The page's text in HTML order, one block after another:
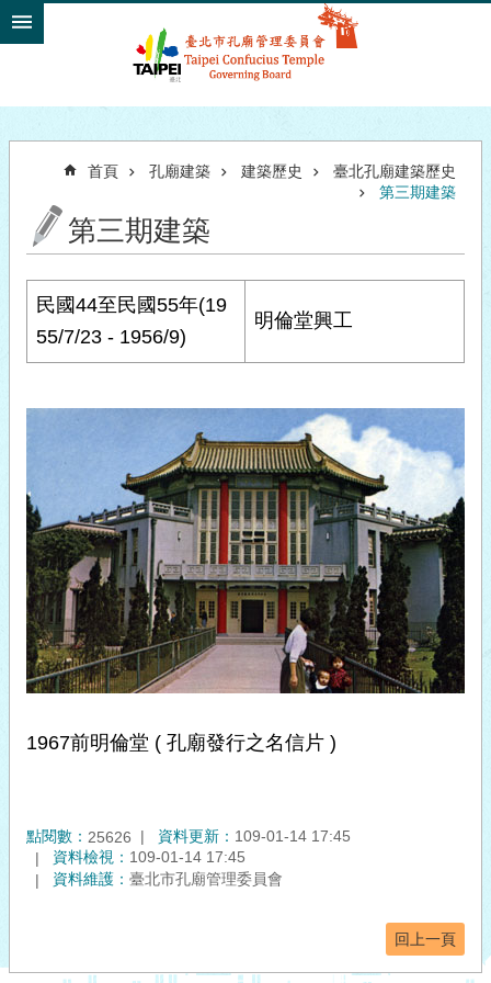
跳到主要內容區塊
首頁 孔廟建築 建築歷史
臺北孔廟建築歷史
第三期建築
第三期建築
民國44至民國55年(19
55/7/23 - 1956/9)
明倫堂興工
1967前明倫堂 ( 孔廟發行之名信片 )
點閱數： 25626 資料更新： 109-01-14 17:45
資料檢視： 109-01-14 17:45
資料維護： 臺北市孔廟管理委員會
回上一頁